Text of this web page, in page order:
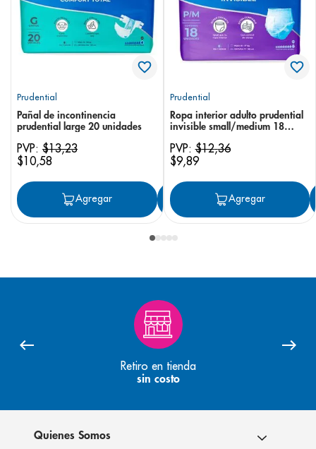
Prudential
Pañal de incontinencia
prudential large 20 unidades
PVP: $13,23
$10,58
Agregar Agregar
Prudential
Ropa interior adulto prudential
invisible small/medium 18
PVP:$12,36
$9,89
Agregar
Retiro en tienda
sin costo
Quienes Somos